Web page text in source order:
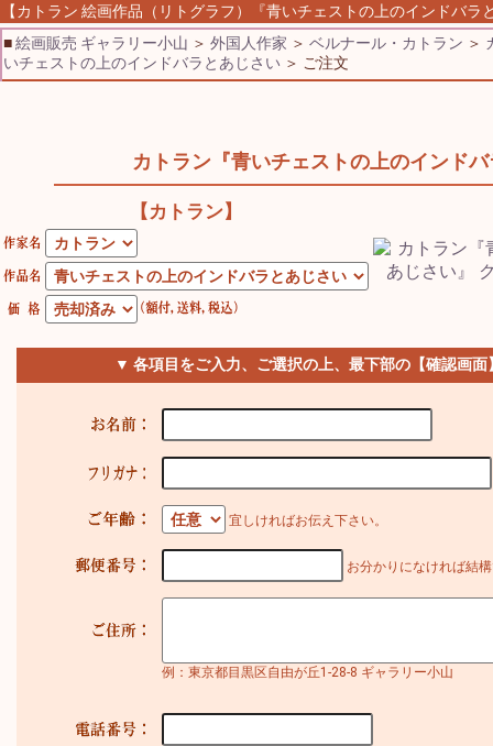
【カトラン 絵画作品（リトグラフ）『青いチェストの上のインドバ
■絵画販売 ギャラリー小山 ＞ 外国人作家 ＞ ベルナール・カトラン ＞
いチェストの上のインドバラとあじさい ＞ ご注文
カトラン『青いチェストの上のインド
【カトラン】
▼ 各項目をご入力、ご選択の上、最下部の【確認画
宜しければお伝え下さい。
お分かりになければ結
例：東京都目黒区自由が丘1-28-8 ギャラリー小山